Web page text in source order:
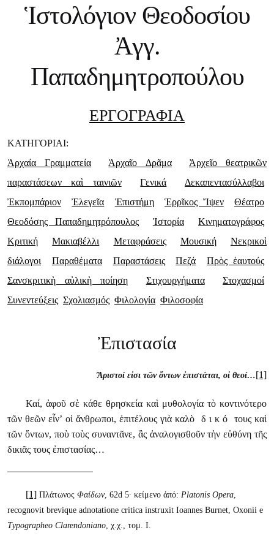
Ἱστολόγιον Θεοδοσίου
Ἀγγ.
Παπαδημητροπούλου
ΕΡΓΟΓΡΑΦΙΑ
ΚΑΤΗΓΟΡΙΑΙ:
Ἀρχαία Γραμματεία
Ἀρχαῖο Δρᾶμα
Ἀρχεῖο θεατρικῶν
παραστάσεων καὶ ταινιῶν
Γενικά
Δεκαπεντασύλλαβοι
Ἐκπομπάριον
Ἐλεγεῖα Ἐπιστήμη Ἑρρῖκος Ἴψεν
Θέατρο
Θεοδόσης Παπαδημητρόπουλος
Ἱστορία
Κινηματογράφος
Κριτική
Μακιαβέλλι Μεταφράσεις Μουσική
Νεκρικοὶ
διάλογοι
Παραθέματα Παραστάσεις Πεζά
Πρὸς ἑαυτούς
Σανσκριτικὴ αὐλικὴ ποίηση
Στιχουργήματα
Στοχασμοί
Συνεντεύξεις Σχολιασμός Φιλολογία Φιλοσοφία
Ἐπιστασία
Ἄριστοί εἰσι τῶν ὄντων ἐπιστάται, οἱ θεοί…[1]
Καί, ἀφοῦ σὲ κάθε θρησκεία καὶ μυθολογία τὸ κοντινότερο
τῶν θεῶν εἶν’ οἱ ἄνθρωποι, ἐπιτέλους γιὰ καλὸ δ ι κ ό τους καὶ
τῶν ὄντων, ποὺ τοὺς συναντᾶνε, ἂς ἀναλογισθοῦν τὴν εὐθύνη τῆς
δικιᾶς τους ἐπιστασίας…
[1] Πλάτωνος Φαίδων, 62d 5· κείμενο ἀπό: Platonis Opera
recognovit brevique adnotatione critica instruxit Ioannes Burnet, Oxonii e
Τypographeo Clarendoniano , χ.χ., τομ. Ι.